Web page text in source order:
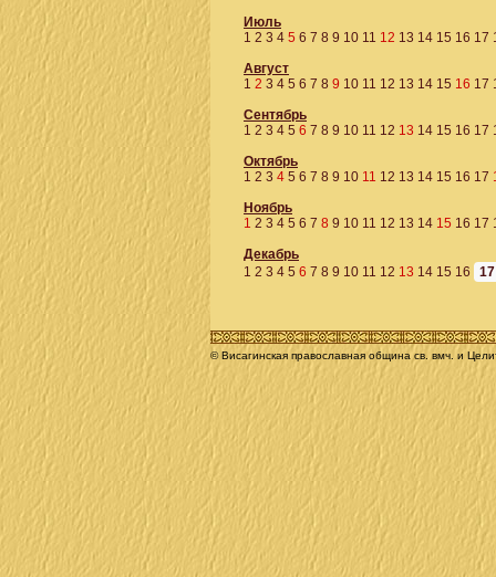
Июль
1 2 3 4 5 6 7 8 9 10 11 12 13 14 15 16 17
Август
1 2 3 4 5 6 7 8 9 10 11 12 13 14 15 16 17
Сентябрь
1 2 3 4 5 6 7 8 9 10 11 12 13 14 15 16 17
Октябрь
1 2 3 4 5 6 7 8 9 10 11 12 13 14 15 16 17
Ноябрь
1 2 3 4 5 6 7 8 9 10 11 12 13 14 15 16 17
Декабрь
1 2 3 4 5 6 7 8 9 10 11 12 13 14 15 16 17
© Висагинская православная община св. вмч. и